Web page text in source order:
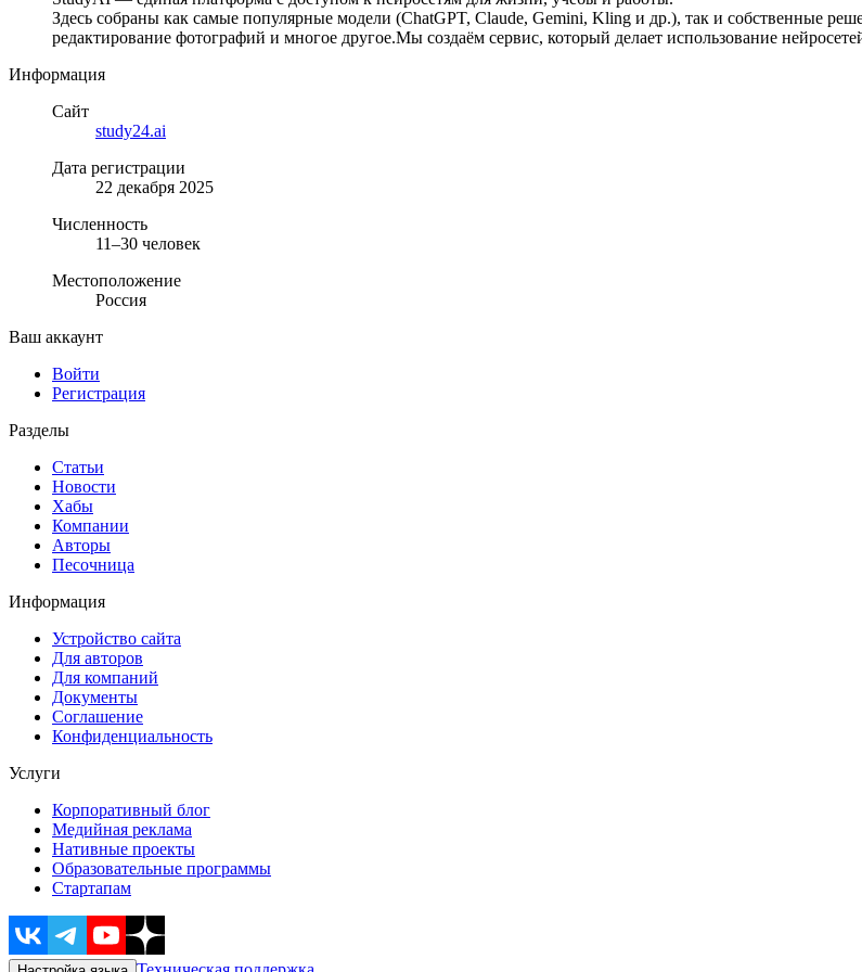
Здесь собраны как самые популярные модели (ChatGPT, Claude, Gemini, Kling и др.), так и собственные
редактирование фотографий и многое другое.Мы создаём сервис, который делает использование
Информация
Сайт
study24.ai
Дата регистрации
22 декабря 2025
Численность
11–30 человек
Местоположение
Россия
Ваш аккаунт
Войти
Регистрация
Разделы
Статьи
Новости
Хабы
Компании
Авторы
Песочница
Информация
Устройство сайта
Для авторов
Для компаний
Документы
Соглашение
Конфиденциальность
Услуги
Корпоративный блог
Медийная реклама
Нативные проекты
Образовательные программы
Стартапам